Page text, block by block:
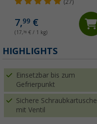
(27)
7,99 €
(17,76 € / 1 kg)
HIGHLIGHTS
Einsetzbar bis zum
Gefrierpunkt
Sichere Schraubkartusche
mit Ventil